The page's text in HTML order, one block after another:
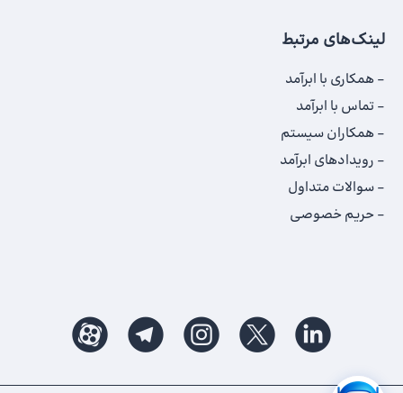
لینک‌های مرتبط
همکاری با ابرآمد
تماس با ابرآمد
همکاران سیستم
رویدادهای ابرآمد
سوالات متداول
حریم خصوصی